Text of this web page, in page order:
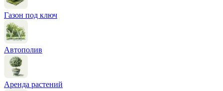
Газон под ключ
Автополив
Аренда растений